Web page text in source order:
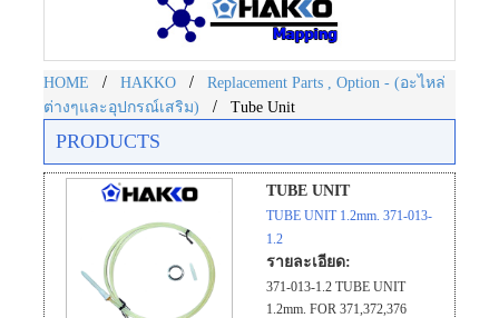
HOME / HAKKO /
Replacement Parts , Option - (อะไหล่
ต่างๆและอุปกรณ์เสริม)
/ Tube Unit
PRODUCTS
TUBE UNIT
TUBE UNIT 1.2mm. 371-013-
1.2
รายละเอียด:
371-013-1.2 TUBE UNIT
1.2mm. FOR 371,372,376